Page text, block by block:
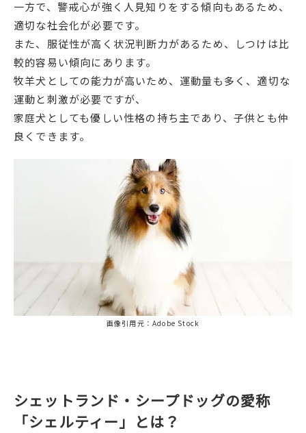
一方で、警戒心が強く人見知りをする傾向もあるため、
適切な社会化が必要です。
また、服従性が高く状況判断力があるため、しつけは比
較的容易い傾向にあります。
牧羊犬としての能力が高いため、運動量も多く、適切な
運動と刺激が必要ですが、
家庭犬としても優しい性格の持ち主であり、子供とも仲
良くできます。
画像引用元：Adobe Stock
シェットランド・シープドッグの愛称
「シェルティー」とは？